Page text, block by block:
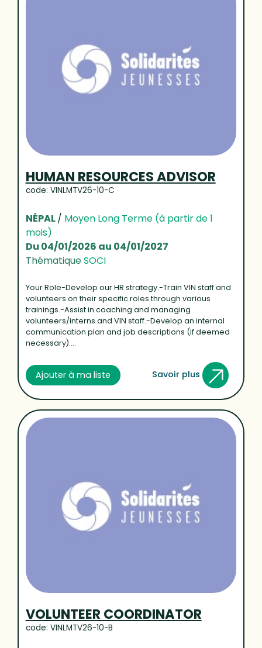
HUMAN RESOURCES ADVISOR
code: VINLMTV26-10-C
NÉPAL/ Moyen Long Terme (à partir de 1
mois)
Du 04/01/2026 au 04/01/2027
ThématiqueSOCI
Your Role-Develop our HR strategy.-Train VIN staff and
volunteers on their specific roles through various
trainings.-Assist in coaching and managing
volunteers/interns and VIN staff.-Develop an internal
communication plan and job descriptions (if deemed
necessary)....
Ajouter à ma liste Savoir plus
VOLUNTEER COORDINATOR
code: VINLMTV26-10-B